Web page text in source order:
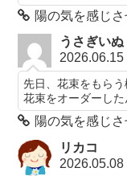
陽の気を感じ
うさぎいぬ
2026.06.15
先日、花束をもら
花束をオーダーした
陽の気を感じ
リカコ
2026.05.08